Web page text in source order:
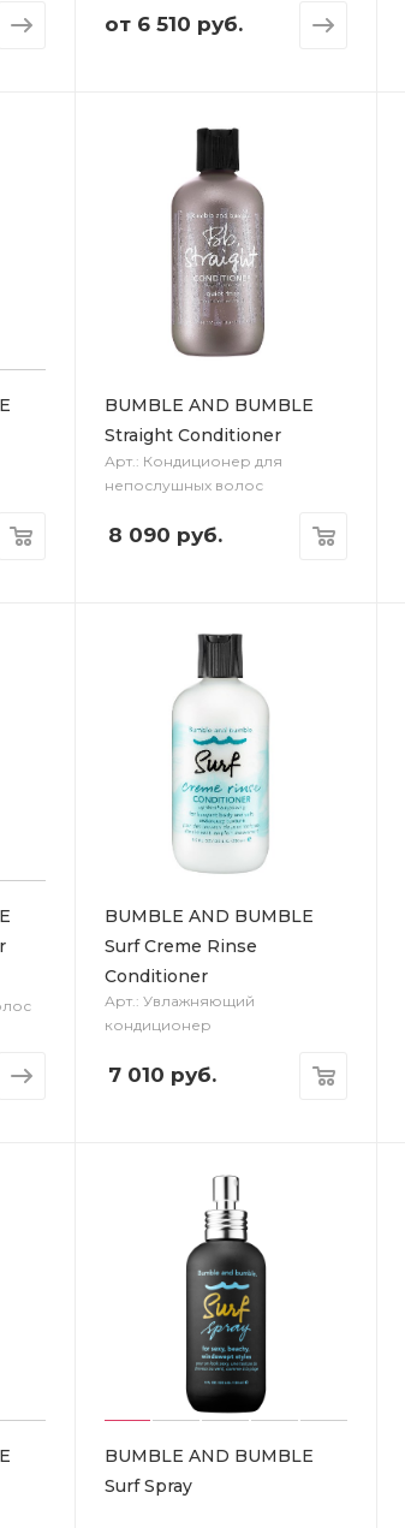
от 6 510 руб.
BUMBLE AND BUMBLE
Straight Conditioner
Арт.: Кондиционер для
непослушных волос
8 090 руб.
BUMBLE AND BUMBLE
Surf Creme Rinse
Conditioner
Арт.: Увлажняющий
кондиционер
7 010 руб.
BUMBLE AND BUMBLE
Surf Spray